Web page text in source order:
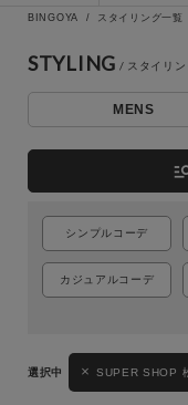
BINGOYA スタイリング一覧
STYLING
MENS
シンプルコーデ
カジュアルコーデ
SUPER SHOP